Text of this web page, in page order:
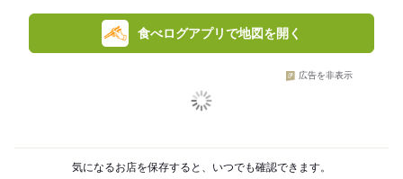
食べログアプリで地図を開く
広告を非表示
気になるお店を保存すると、いつでも確認できます。